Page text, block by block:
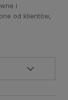
i
od klientów,